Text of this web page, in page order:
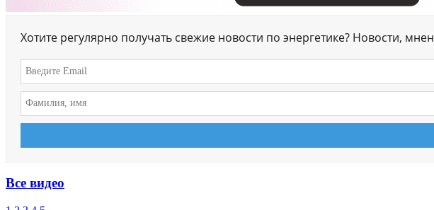
Хотите регулярно получать свежие новости по энергетике? Новости,
Все видео